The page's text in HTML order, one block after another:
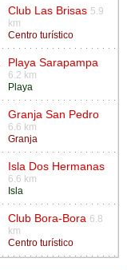
Club Las Brisas 5.9
km
Centro turístico
Playa Sarapampa
6.2 km
Playa
Granja San Pedro
6.6 km
Granja
Isla Dos Hermanas
6.6 km
Isla
Club Bora-Bora 6.8
km
Centro turístico